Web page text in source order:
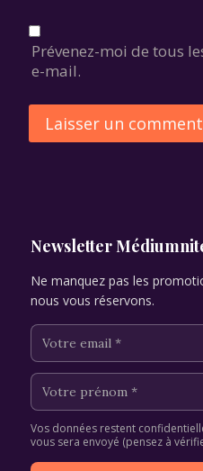
Prévenez-moi de tous
e-mail.
Newsletter
Ne manquez pas les
nous vous réservons.
Vos données restent
vous sera envoyé (pensez à